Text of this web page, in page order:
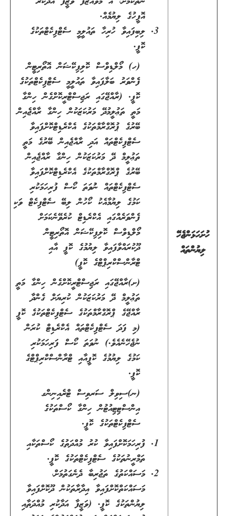
ހުށަހަޅަންޖެހޭ
ލިޔުންތައް
އޮފީހުގެ ލިޔުމެއް.
ލިބިފައިވާ ހުރިހާ ތައުލީމީ ސެޓްފިކެޓްތަކުގެ
ކޮޕީ.
(ހ) މޯލްޑިވްސް ކޮލިފިކޭޝަން އޮތޯރިޓީން
ފެންވަރު ބަލާފައިވާ ތައުލީމީ ސެޓްފިކެޓްތަކުގެ
ކޮޕީ. (ރާއްޖޭގައި ރަޖިސްޓްރީކޮށްގެން ހިންގާ
މަތީ ތަޢުލީމުދޭ މަރުކަޒަކުން ހިންގާ ރާއްޖެއިން
ބޭރުގެ ޕުރޮގްރާމްތަކުގެ އެކްރެޑިޓްކޮށްފައިވާ
ސެޓްފިކެޓްތައް އަދި ރާއްޖެއިން ބޭރުގެ މަތީ
ތަޢުލީމް ދޭ މަރުކަޒަކުން ހިންގާ ރާއްޖެއިން
ބޭރުގެ ޕްރޮގްރާމްތަކުގެ އެކްރެޑިޓްކޮށްފައިވާ
ސެޓްފިކެޓްތައް ނުުވަތަ ކޯސް ފުރިހަމަކުރި
ކަމުގެ ލިޔުމާއެކު ކޯހުން ލިބޭ ސެޓްފިކެޓް ވަކި
ފެންވަރެއްގައި އެކްރެޑިޓް ކުރެވޭނެކަމަށް
މޯލްޑިވްސް ކޮލިފިކޭޝަން އޮތޯރިޓީން
ދޫކުރައްވާފައިވާ ލިޔުމުގެ ކޮޕީ އާއި
ޓްރާންސްކްރިޕްޓްގެ ކޮޕީ)
(ށ)ރާއްޖޭގައި ރަޖިސްޓްރީކޮށްގެން ހިންގާ މަތީ
ތަޢުލީމް ދޭ މަރުކަޒަކުން ކުރިޔަށް ގެންދާ
ރާއްޖޭގެ ޕްރޮގްރާމްތަކުގެ ސެޓްފިކެޓްތަކުގެ ކޮޕީ
(މި ފަދަ ސެޓްފިކެޓްތައް އެކްރެޑިޓް ކުރަން
ނުޖެހޭނެއެވެ.) ނުވަތަ ކޯސް ފަރިހަމަކުރި
ކަމުގެ ލިޔުމުގެ ކޮޕީއާއި ޓްރާންސްކްރިޕްޓްގެ
ކޮޕީ.
(ނ)ސިވިލް ސަރވިސް ޓްރެއިނިންގ
އިންސްޓިޓިއުޓުން ހިންގާ ކޯސްތަކުގެ
ސެޓްފިކެޓްތަކުގެ ކޮޕީ.
ފުރިހަމަކޮށްފައިވާ ކުރު މުއްދަތުގެ ކޯސްތަކާއި
ތަމްރީނުތަކުގެ ސެޓްފިކެޓްތަކުގެ ކޮޕީ.
މަސައްކަތުގެ ތަޖުރިބާ ދެނެގަތުމަށް،
މަސައްކަތްކޮށްފައިވާ އިދާރާތަކުން ދޫކޮށްފައިވާ
ލިޔުންތަކުގެ ކޮޕީ. (ވަޒީފާ އަދާކުރި މުއްދަތާއި